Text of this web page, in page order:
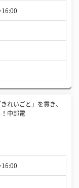
16:00
れいごと」を貫き、
中部電
16:00